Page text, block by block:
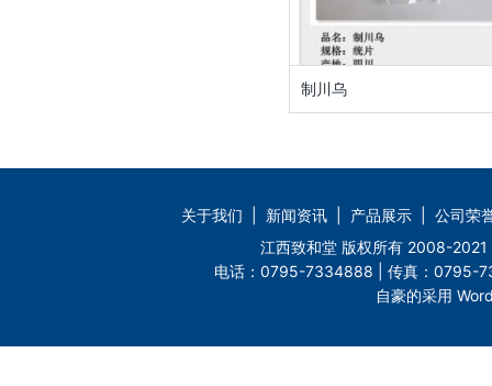
制川乌
关于我们 新闻资讯 产品展示
公司荣
江西致和堂 版权所有 2008-
电话：0795-7334888 | 传真：0795-
自豪的采用